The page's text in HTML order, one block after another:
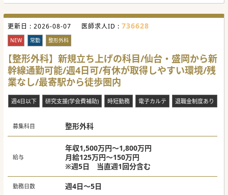
■現在は院内の電子カルテ化がすでに完了して導入済みとな
っており、日々の業務の効率化がしっかりと図られておりま
す。
【働きやすさ】
■週4日勤務や時短勤務のご相談も可能となっており、先生
のライフスタイルに合わせた柔軟な働き方を支援する体制が
あります。
■日々の残業は発生せず、有給休暇も2ヶ月前のスケジュー
ル調整によって大変取得しやすいという恵まれた環境が整っ
ています。
■金曜から日曜および祝日の診療は非常勤医師が対応してお
ります。
らっしゃり、地域に密着した和やかな雰囲気の中で勤務され
ています。
一切存在しない非常に風通しの良い良好な職場環境が保たれ
ています。
■派閥やしがらみが一切なく医師同士のコミュニケーション
も活発なため、困ったことがあればすぐに相談できる働きや
すい環境です。
更新日 : 2026-08-07 医師求人ID : 736628
NEW 常勤 整形外科
【整形外科】新規立ち上げの科目/仙台・盛岡から新
幹線通勤可能/週4日可/有休が取得しやすい環境/残
業なし/最寄駅から徒歩圏内
週4日以下 研究支援(学会費補助) 時短勤務 電子カルテ 退職金制度あり
募集科目 整形外科
給与
年収1,500万円～1,800万円
月給125万円～150万円
※週5日 当直週1回分含む
勤務日数 週4日～5日